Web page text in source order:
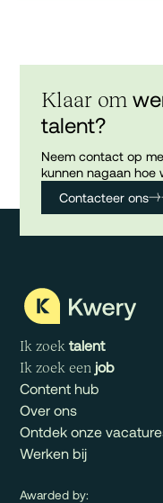
Klaar om
talent?
Neem contact op
kunnen nagaan hoe
Contacteer ons
Ik zoek talent
Ik zoek een job
Content hub
Over ons
Ontdek onze
Werken bij
Awarded by: